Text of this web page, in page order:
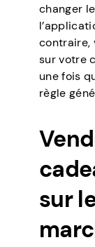
changer
contraire,
sur votre
une fois
règle
sur